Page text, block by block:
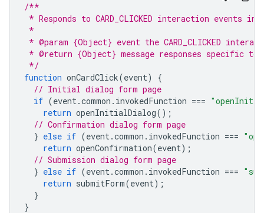
/**
* Responds to CARD_CLICKED interaction events in
*
* @param {Object} event the CARD_CLICKED
* @return {Object} message responses specific
*/
function onCardClick(event)
{
// Initial dialog form page
if (event.common . invokedFunction ===
return openInitialDialog();
// Confirmation dialog form page
} else if (event.common . invokedFunction ===
return openConfirmation(event);
// Submission dialog form page
} else if (event.common . invokedFunction ===
return submitForm(event);
}
}